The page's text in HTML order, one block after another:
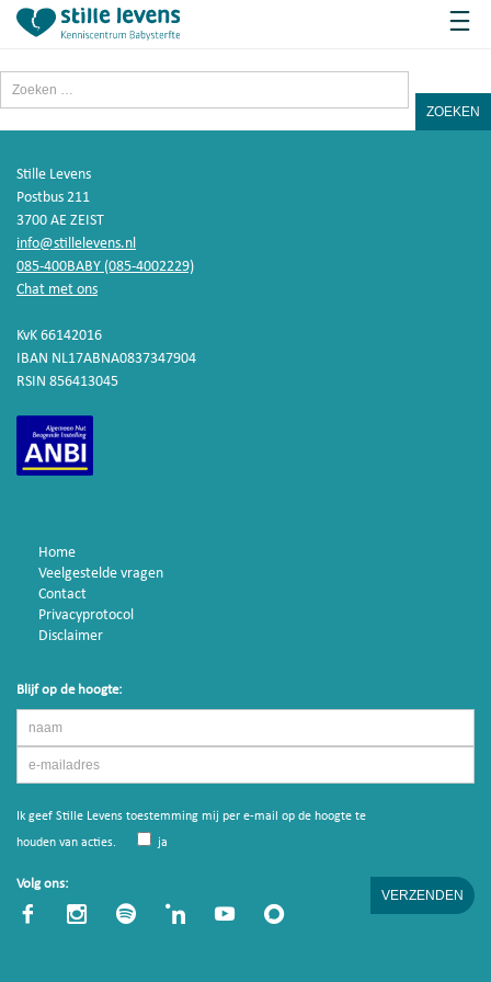
naar:
Stille Levens
Postbus 211
3700 AE ZEIST
info@stillelevens.nl
085-400BABY (085-4002229)
Chat met ons
KvK 66142016
IBAN NL17ABNA0837347904
RSIN 856413045
Home
Veelgestelde vragen
Contact
Privacyprotocol
Disclaimer
Blijf op de hoogte:
Ik geef Stille Levens toestemming mij per e-mail op de hoogte te
houden van acties.
ja
Volg ons: